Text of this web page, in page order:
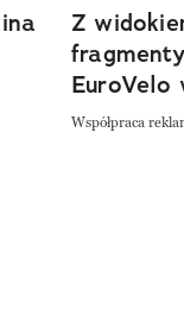
Z
EuroVelo
Współpraca